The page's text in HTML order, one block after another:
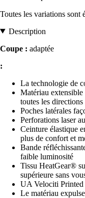
Toutes les variations sont
Description
Coupe : adaptée
:
La technologie de
Matériau
toutes les directions
Poches latérales
Perforations laser
Ceinture élastique
plus de confort et
Bande
faible luminosité
Tissu HeatGear®
supérieure sans
UA Velociti
Le matériau